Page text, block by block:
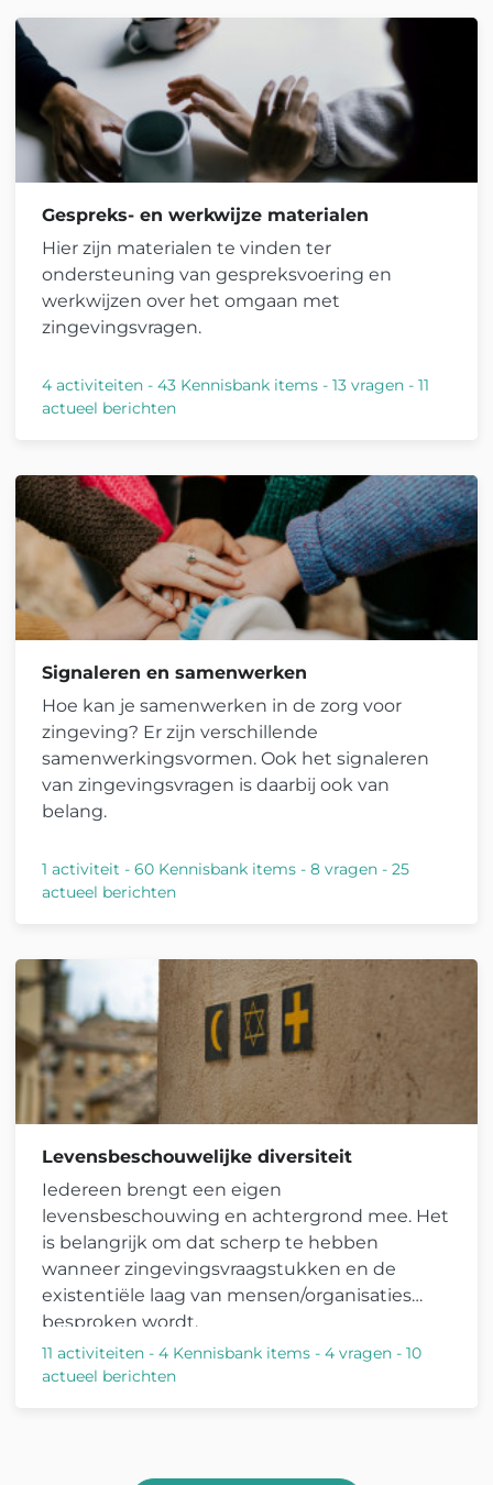
Gespreks- en werkwijze materialen
Hier zijn materialen te vinden ter
ondersteuning van gespreksvoering en
werkwijzen over het omgaan met
zingevingsvragen.
4 activiteiten - 43 Kennisbank items - 13 vragen - 11
actueel berichten
Signaleren en samenwerken
Hoe kan je samenwerken in de zorg voor
zingeving? Er zijn verschillende
samenwerkingsvormen. Ook het signaleren
van zingevingsvragen is daarbij ook van
belang.
1 activiteit - 60 Kennisbank items - 8 vragen - 25
actueel berichten
Levensbeschouwelijke diversiteit
Iedereen brengt een eigen
levensbeschouwing en achtergrond mee. Het
is belangrijk om dat scherp te hebben
wanneer zingevingsvraagstukken en de
existentiële laag van mensen/organisaties
besproken wordt.
11 activiteiten - 4 Kennisbank items - 4 vragen - 10
actueel berichten